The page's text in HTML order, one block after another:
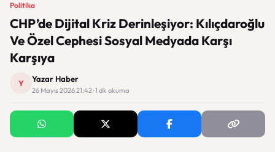
Politika
CHP’de Dijital Kriz Derinleşiyor: Kılıçdaroğlu
Ve Özel Cephesi Sosyal Medyada Karşı
Karşıya
Y Yazar Haber
26 Mayıs 2026 21:42 · 1 dk okuma